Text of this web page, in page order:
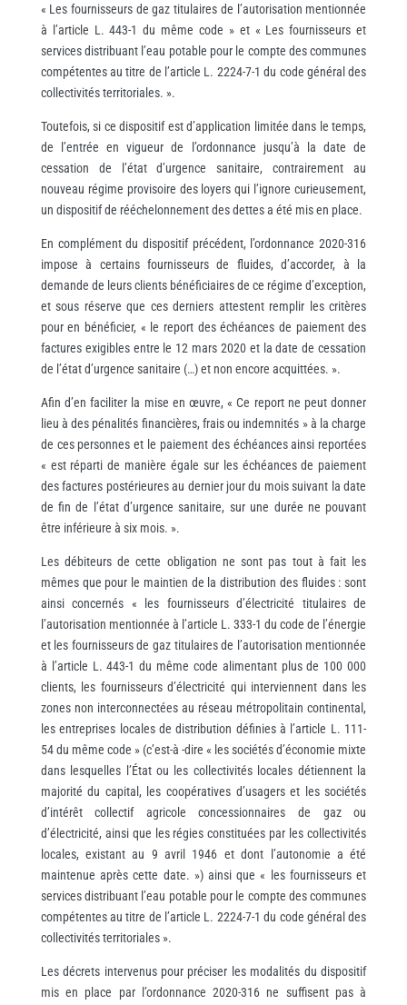
« Les fournisseurs de gaz titulaires de l’autorisation mentionnée
à l’article L. 443-1 du même code » et « Les fournisseurs et
services distribuant l’eau potable pour le compte des communes
compétentes au titre de l’article L. 2224-7-1 du code général des
collectivités territoriales. ».
Toutefois, si ce dispositif est d’application limitée dans le temps,
de l’entrée en vigueur de l’ordonnance jusqu’à la date de
cessation de l’état d’urgence sanitaire, contrairement au
nouveau régime provisoire des loyers qui l’ignore curieusement,
un dispositif de rééchelonnement des dettes a été mis en place.
En complément du dispositif précédent, l’ordonnance 2020-316
impose à certains fournisseurs de fluides, d’accorder, à la
demande de leurs clients bénéficiaires de ce régime d’exception,
et sous réserve que ces derniers attestent remplir les critères
pour en bénéficier, « le report des échéances de paiement des
factures exigibles entre le 12 mars 2020 et la date de cessation
de l’état d’urgence sanitaire (…) et non encore acquittées. ».
Afin d’en faciliter la mise en œuvre, « Ce report ne peut donner
lieu à des pénalités financières, frais ou indemnités » à la charge
de ces personnes et le paiement des échéances ainsi reportées
« est réparti de manière égale sur les échéances de paiement
des factures postérieures au dernier jour du mois suivant la date
de fin de l’état d’urgence sanitaire, sur une durée ne pouvant
être inférieure à six mois. ».
Les débiteurs de cette obligation ne sont pas tout à fait les
mêmes que pour le maintien de la distribution des fluides : sont
ainsi concernés « les fournisseurs d’électricité titulaires de
l’autorisation mentionnée à l’article L. 333-1 du code de l’énergie
et les fournisseurs de gaz titulaires de l’autorisation mentionnée
à l’article L. 443-1 du même code alimentant plus de 100 000
clients, les fournisseurs d’électricité qui interviennent dans les
zones non interconnectées au réseau métropolitain continental,
les entreprises locales de distribution définies à l’article L. 111-
54 du même code » (c’est-à -dire « les sociétés d’économie mixte
dans lesquelles l’État ou les collectivités locales détiennent la
majorité du capital, les coopératives d’usagers et les sociétés
d’intérêt collectif agricole concessionnaires de gaz ou
d’électricité, ainsi que les régies constituées par les collectivités
locales, existant au 9 avril 1946 et dont l’autonomie a été
maintenue après cette date. ») ainsi que « les fournisseurs et
services distribuant l’eau potable pour le compte des communes
compétentes au titre de l’article L. 2224-7-1 du code général des
collectivités territoriales ».
Les décrets intervenus pour préciser les modalités du dispositif
mis en place par l’ordonnance 2020-316 ne suffisent pas à